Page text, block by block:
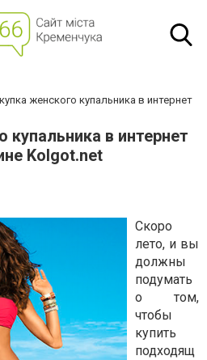
женского купальника в интернет
купальника в интернет
Kolgot.net
Скоро
лето, и вы
должны
подумать
о том,
чтобы
купить
подходящ